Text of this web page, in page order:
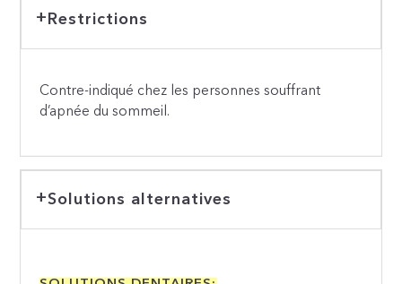
Restrictions
Contre-indiqué chez les personnes souffrant
d’apnée du sommeil.
Solutions alternatives